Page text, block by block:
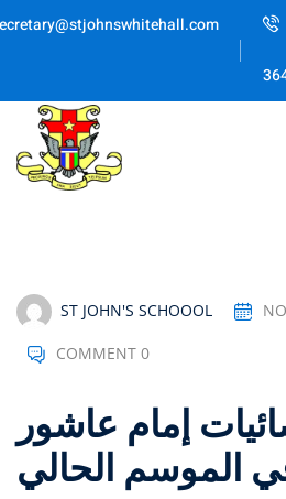
Skip
ST JOHN'S SCHOOOL
COMMENT 0
إمام عاشور
الموسم الحالي